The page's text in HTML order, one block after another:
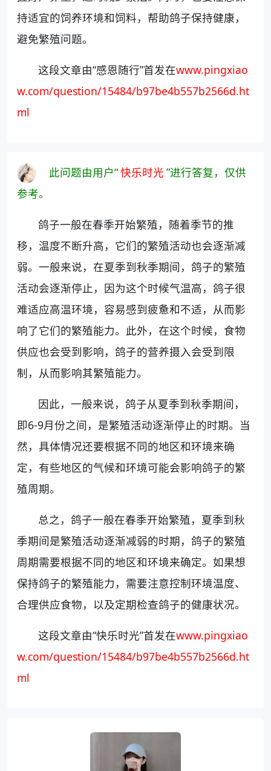
持适宜的饲养环境和饲料，帮助鸽子保持健康，
避免繁殖问题。
这段文章由“感恩随行”首发在www.pingxiao
w.com/question/15484/b97be4b557b2566d.ht
ml
此问题由用户“快乐时光 ”进行答复，仅供
参考。
鸽子一般在春季开始繁殖，随着季节的推
移，温度不断升高，它们的繁殖活动也会逐渐减
弱。一般来说，在夏季到秋季期间，鸽子的繁殖
活动会逐渐停止，因为这个时候气温高，鸽子很
难适应高温环境，容易感到疲惫和不适，从而影
响了它们的繁殖能力。此外，在这个时候，食物
供应也会受到影响，鸽子的营养摄入会受到限
制，从而影响其繁殖能力。
因此，一般来说，鸽子从夏季到秋季期间，
即6-9月份之间，是繁殖活动逐渐停止的时期。当
然，具体情况还要根据不同的地区和环境来确
定，有些地区的气候和环境可能会影响鸽子的繁
殖周期。
总之，鸽子一般在春季开始繁殖，夏季到秋
季期间是繁殖活动逐渐减弱的时期，鸽子的繁殖
周期需要根据不同的地区和环境来确定。如果想
保持鸽子的繁殖能力，需要注意控制环境温度、
合理供应食物，以及定期检查鸽子的健康状况。
这段文章由“快乐时光”首发在www.pingxiao
w.com/question/15484/b97be4b557b2566d.ht
ml